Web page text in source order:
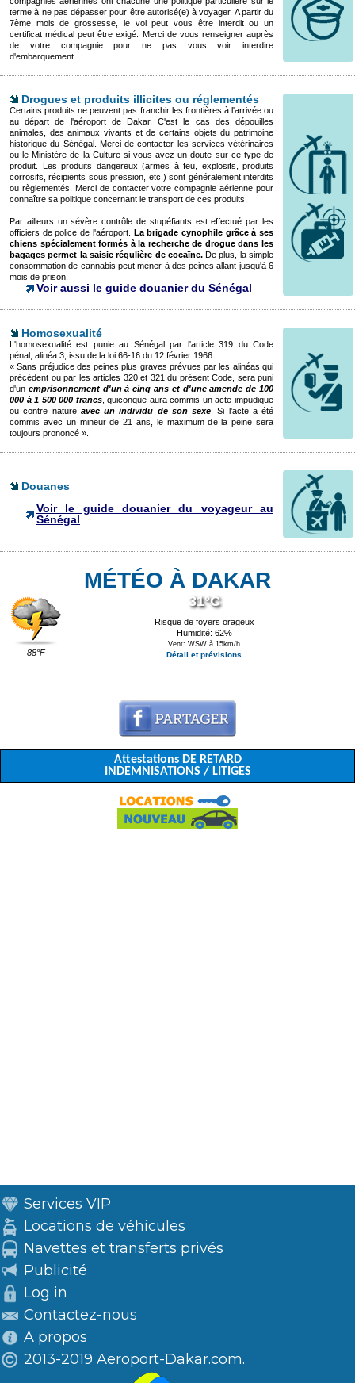
terme à ne pas dépasser pour être autorisé(e) à voyager. A partir du
7ème mois de grossesse, le vol peut vous être interdit ou un
certificat médical peut être exigé. Merci de vous renseigner auprès
de votre compagnie pour ne pas vous voir interdire
d'embarquement.
Drogues et produits illicites ou réglementés
Certains produits ne peuvent pas franchir les frontières à l'arrivée ou
au départ de l'aéroport de Dakar. C'est le cas des dépouilles
animales, des animaux vivants et de certains objets du patrimoine
historique du Sénégal. Merci de contacter les services vétérinaires
ou le Ministère de la Culture si vous avez un doute sur ce type de
produit. Les produits dangereux (armes à feu, explosifs, produits
corrosifs, récipients sous pression, etc.) sont généralement interdits
ou règlementés. Merci de contacter votre compagnie aérienne pour
connaître sa politique concernant le transport de ces produits.
Par ailleurs un sévère contrôle de stupéfiants est effectué par les
officiers de police de l'aéroport. La brigade cynophile grâce à ses
chiens spécialement formés à la recherche de drogue dans les
bagages permet la saisie régulière de cocaïne.De plus, la simple
consommation de cannabis peut mener à des peines allant jusqu'à 6
mois de prison.
Voir aussi le guide douanier du Sénégal
Homosexualité
L'homosexualité est punie au Sénégal par l'article 319 du Code
pénal, alinéa 3, issu de la loi 66-16 du 12 février 1966 :
« Sans préjudice des peines plus graves prévues par les alinéas qui
précédent ou par les articles 320 et 321 du présent Code, sera puni
d'un emprisonnement d'un à cinq ans et d'une amende de 100
000 à 1 500 000 francs, quiconque aura commis un acte impudique
ou contre nature avec un individu de son sexe . Si l'acte a été
commis avec un mineur de 21 ans, le maximum de la peine sera
toujours prononcé ».
Douanes
Voir le guide douanier du voyageur au
Sénégal
MÉTÉO À DAKAR
88°F
31°C
Risque de foyers orageux
Humidité: 62%
Vent: WSW à 15km/h
Détail et prévisions
Attestations DE RETARD
INDEMNISATIONS / LITIGES
Services VIP
Locations de véhicules
Navettes et transferts privés
Publicité
Log in
Contactez-nous
A propos
2013-2019 Aeroport-Dakar.com.